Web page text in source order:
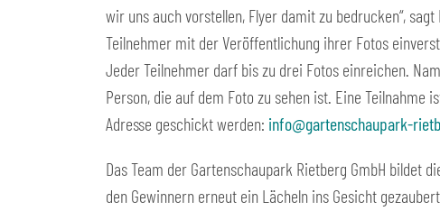
wir uns auch vorstellen, Flyer damit zu bedrucken“,
Teilnehmer mit der Veröffentlichung ihrer Fotos
Jeder Teilnehmer darf bis zu drei Fotos einreichen.
Person, die auf dem Foto zu sehen ist. Eine Teilnahme
Adresse geschickt werden: info@gartenschaupark-
Das Team der Gartenschaupark Rietberg GmbH bildet
den Gewinnern erneut ein Lächeln ins Gesicht